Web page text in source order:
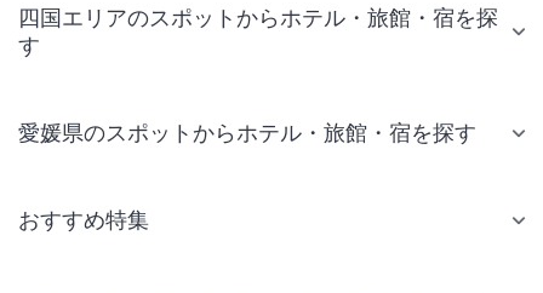
四国エリアのスポットからホテル・旅館・宿を探
す
愛媛県のスポットからホテル・旅館・宿を探す
おすすめ特集